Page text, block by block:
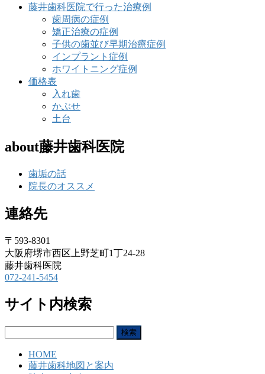
藤井歯科医院で行った治療例
歯周病の症例
矯正治療の症例
子供の歯並び早期治療症例
インプラント症例
ホワイトニング症例
価格表
入れ歯
かぶせ
土台
about藤井歯科医院
歯垢の話
院長のオススメ
連絡先
〒593-8301
大阪府堺市西区上野芝町1丁24-28
藤井歯科医院
072-241-5454
サイト内検索
HOME
藤井歯科地図と案内